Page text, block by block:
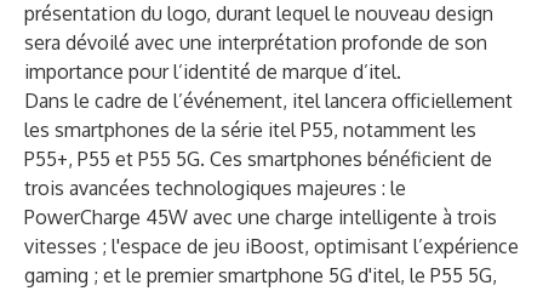
présentation du logo, durant lequel le nouveau design
sera dévoilé avec une interprétation profonde de son
importance pour l’identité de marque d’itel.
Dans le cadre de l’événement, itel lancera officiellement
les smartphones de la série itel P55, notamment les
P55+, P55 et P55 5G. Ces smartphones bénéficient de
trois avancées technologiques majeures : le
PowerCharge 45W avec une charge intelligente à trois
vitesses ; l'espace de jeu iBoost, optimisant l’expérience
gaming ; et le premier smartphone 5G d'itel, le P55 5G,